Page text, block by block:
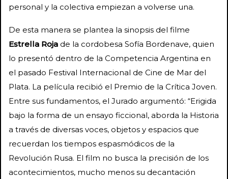
personal y la colectiva empiezan a volverse una.
De esta manera se plantea la sinopsis del filme
Estrella Roja de la cordobesa Sofía Bordenave, quien
lo presentó dentro de la Competencia Argentina en
el pasado Festival Internacional de Cine de Mar del
Plata. La película recibió el Premio de la Crítica Joven.
Entre sus fundamentos, el Jurado argumentó: “Erigida
bajo la forma de un ensayo ficcional, aborda la Historia
a través de diversas voces, objetos y espacios que
recuerdan los tiempos espasmódicos de la
Revolución Rusa. El film no busca la precisión de los
acontecimientos, mucho menos su decantación